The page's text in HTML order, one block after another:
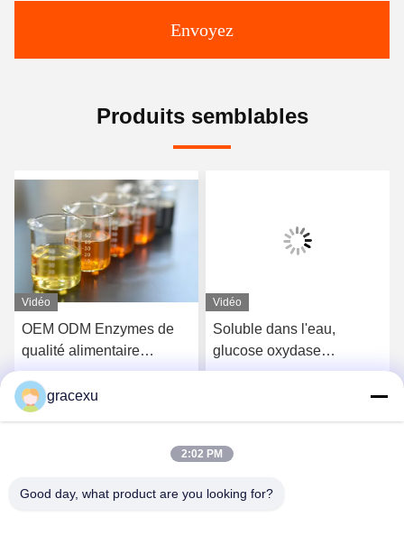
Envoyez
Produits semblables
Vidéo
OEM ODM Enzymes de
qualité alimentaire
Catalase Improvisateur de
farine Agent de
relâchement
Vidéo
Soluble dans l'eau,
glucose oxydase
enzymes, anti
gracexu
2:02 PM
Good day, what product are you looking for?